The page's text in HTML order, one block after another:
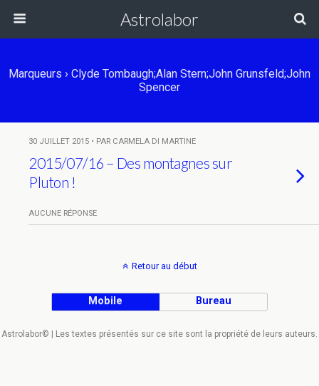
Astrolabor
Marqueurs › Clyde Tombaugh;Alan Stern;John Grunsfeld;John
Spencer
30 JUILLET 2015 • PAR CARMELA DI MARTINE
2015/07/16 – Des montagnes sur
Pluton !
AUCUNE RÉPONSE
Retour au début
Mobile Bureau
Astrolabor© | Les textes présentés sur ce site sont la propriété de leurs auteurs.